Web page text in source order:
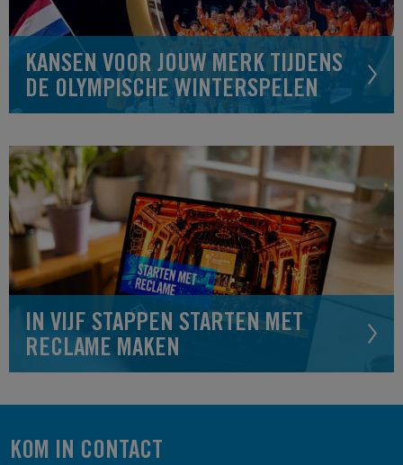
KANSEN VOOR JOUW MERK TIJDENS
DE OLYMPISCHE WINTERSPELEN
IN VIJF STAPPEN STARTEN MET
RECLAME MAKEN
KOM IN CONTACT